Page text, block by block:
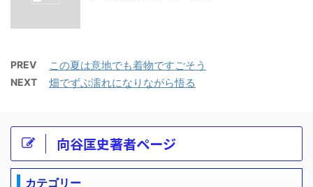
PREV この夏は意地でも着物ですごそう
NEXT 畑でずぶ濡れになりながら悟る
向谷匡史著者ページ
カテゴリー